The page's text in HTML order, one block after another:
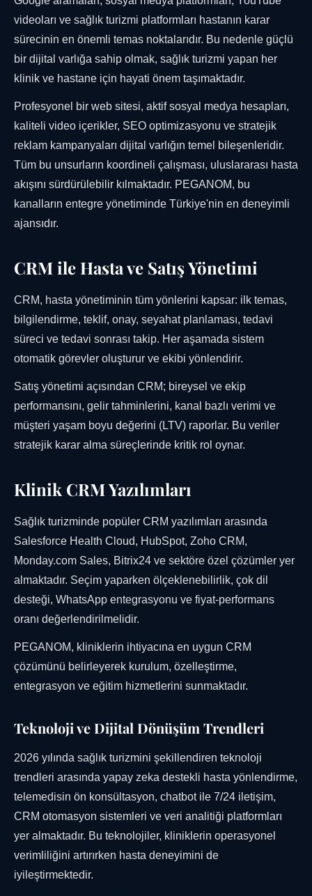
videoları ve sağlık turizmi platformları hastanın karar
sürecinin en önemli temas noktalarıdır. Bu nedenle güçlü
bir dijital varlığa sahip olmak, sağlık turizmi yapan her
klinik ve hastane için hayati önem taşımaktadır.
Profesyonel bir web sitesi, aktif sosyal medya hesapları,
kaliteli video içerikler, SEO optimizasyonu ve stratejik
reklam kampanyaları dijital varlığın temel bileşenleridir.
Tüm bu unsurların koordineli çalışması, uluslararası hasta
akışını sürdürülebilir kılmaktadır. PEGANOM, bu
kanalların entegre yönetiminde Türkiye'nin en deneyimli
ajansıdır.
CRM ile Hasta ve Satış Yönetimi
CRM, hasta yönetiminin tüm yönlerini kapsar: ilk temas,
bilgilendirme, teklif, onay, seyahat planlaması, tedavi
süreci ve tedavi sonrası takip. Her aşamada sistem
otomatik görevler oluşturur ve ekibi yönlendirir.
Satış yönetimi açısından CRM; bireysel ve ekip
performansını, gelir tahminlerini, kanal bazlı verimi ve
müşteri yaşam boyu değerini (LTV) raporlar. Bu veriler
stratejik karar alma süreçlerinde kritik rol oynar.
Klinik CRM Yazılımları
Sağlık turizminde popüler CRM yazılımları arasında
Salesforce Health Cloud, HubSpot, Zoho CRM,
Monday.com Sales, Bitrix24 ve sektöre özel çözümler yer
almaktadır. Seçim yaparken ölçeklenebilirlik, çok dil
desteği, WhatsApp entegrasyonu ve fiyat-performans
oranı değerlendirilmelidir.
PEGANOM, kliniklerin ihtiyacına en uygun CRM
çözümünü belirleyerek kurulum, özelleştirme,
entegrasyon ve eğitim hizmetlerini sunmaktadır.
Teknoloji ve Dijital Dönüşüm Trendleri
2026 yılında sağlık turizmini şekillendiren teknoloji
trendleri arasında yapay zeka destekli hasta yönlendirme,
telemedisin ön konsültasyon, chatbot ile 7/24 iletişim,
CRM otomasyon sistemleri ve veri analitiği platformları
yer almaktadır. Bu teknolojiler, kliniklerin operasyonel
verimliliğini artırırken hasta deneyimini de
iyileştirmektedir.